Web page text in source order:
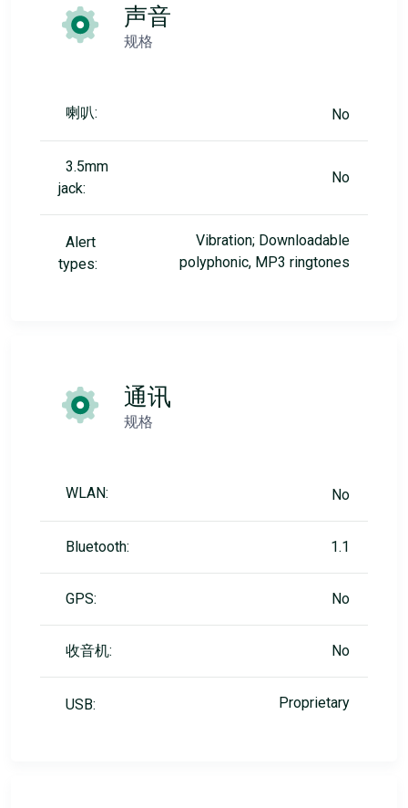
声音
规格
喇叭: No
3.5mm
jack:
No
Alert
types:
Vibration; Downloadable
polyphonic, MP3 ringtones
通讯
规格
WLAN: No
Bluetooth: 1.1
GPS: No
收音机: No
USB: Proprietary